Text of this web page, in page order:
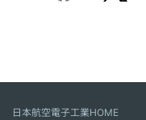
日本航空電子工業HOME